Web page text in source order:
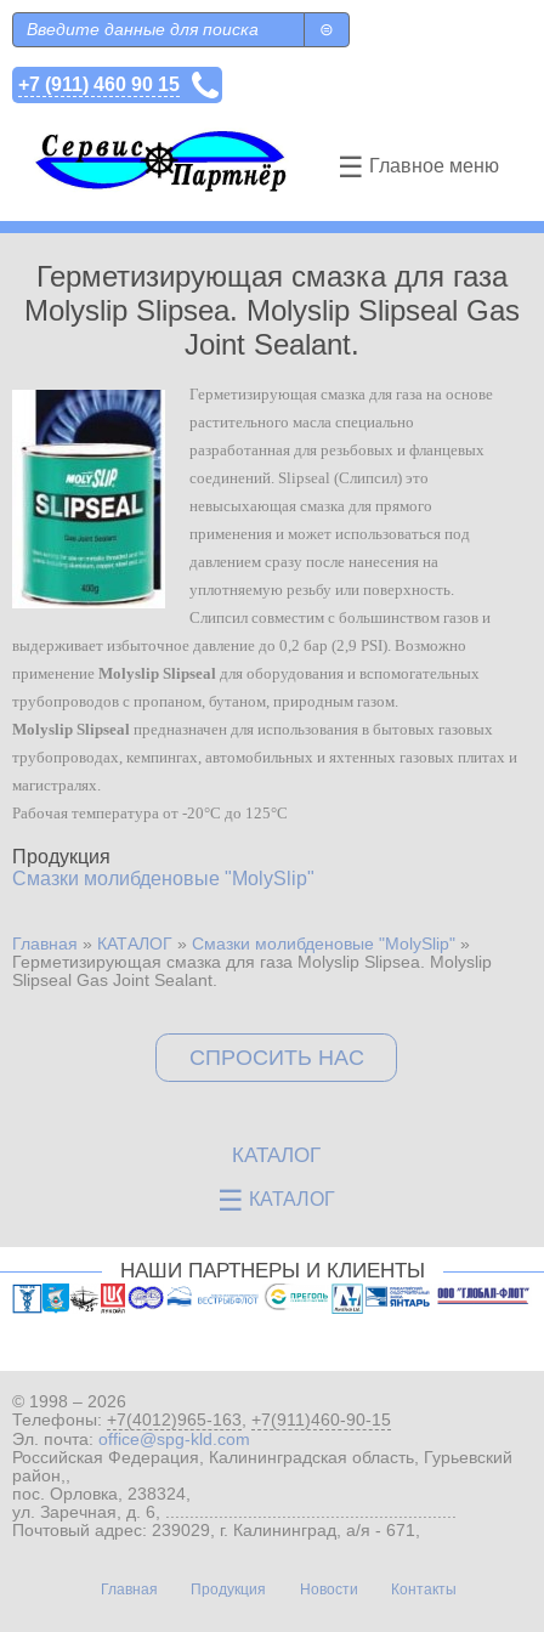
Перейти к основному содержанию
Форма поиска
Поиск
+7 (911) 460 90 15
☰ Главное меню
Герметизирующая смазка для газа
Molyslip Slipsea. Molyslip Slipseal Gas
Joint Sealant.
Герметизирующая смазка для газа на основе
растительного масла специально
разработанная для резьбовых и фланцевых
соединений. Slipseal (Слипсил) это
невысыхающая смазка для прямого
применения и может использоваться под
давлением сразу после нанесения на
уплотняемую резьбу или поверхность.
Слипсил совместим с большинством газов и
выдерживает избыточное давление до 0,2 бар (2,9 PSI). Возможно
применение Molyslip Slipseal для оборудования и вспомогательных
трубопроводов с пропаном, бутаном, природным газом.
Molyslip Slipseal предназначен для использования в бытовых газовых
трубопроводах, кемпингах, автомобильных и яхтенных газовых плитах и
магистралях.
Рабочая температура от -20°C до 125°C
Продукция
Смазки молибденовые "MolySlip"
Вы здесь
Главная » КАТАЛОГ » Смазки молибденовые "MolySlip" »
Герметизирующая смазка для газа Molyslip Slipsea. Molyslip
Slipseal Gas Joint Sealant.
СПРОСИТЬ НАС
КАТАЛОГ
☰ КАТАЛОГ
НАШИ ПАРТНЕРЫ И КЛИЕНТЫ
© 1998 – 2026
Телефоны: +7(4012)965-163, +7(911)460-90-15
Эл. почта: office@spg-kld.com
Российская Федерация, Калининградская область, Гурьевский
район,,
пос. Орловка, 238324,
ул. Заречная, д. 6, ............................................................
Почтовый адрес: 239029, г. Калининград, а/я - 671,
Главная Продукция Новости Контакты